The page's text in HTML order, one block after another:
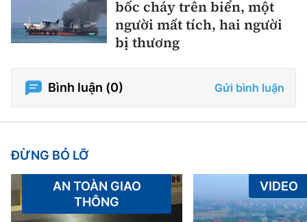
bốc cháy trên biển, một
người mất tích, hai người
bị thương
Bình luận (0) Gửi bình luận
ĐỪNG BỎ LỠ
AN TOÀN GIAO
THÔNG
VIDEO